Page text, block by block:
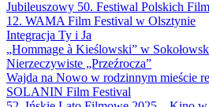
Jubileuszowy 50. Festiwal Polskich
12. WAMA Film Festival w Olsztynie
Integracja Ty i Ja
„Hommage à Kieślowski” w
Nierzeczywiste „Przeźrocza”
Wajda na Nowo w rodzinnym mieście
SOLANIN Film Festival